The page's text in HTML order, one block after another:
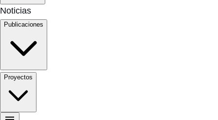
Noticias
Publicaciones
Proyectos